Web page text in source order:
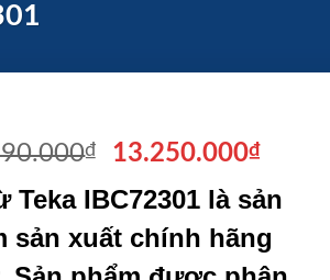
₫
Giá
là:
14.990.000₫.
13.250.000₫Giá
tại
là:
Teka IBC72301 là sản
sản xuất chính hãng